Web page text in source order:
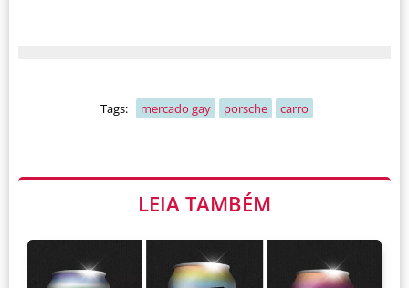
Tags: mercado gay porsche carro
LEIA TAMBÉM